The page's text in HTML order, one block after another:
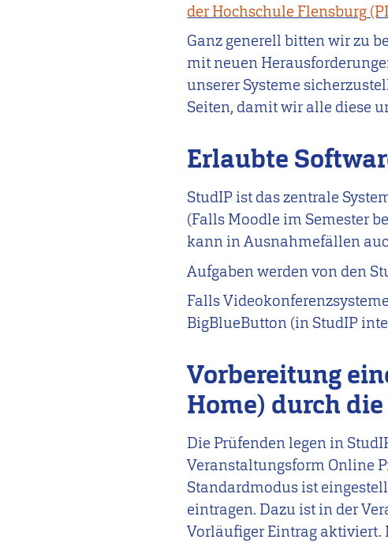
der Hochschule Flensburg
Ganz generell bitten wir zu
mit neuen
unserer Systeme
Seiten, damit wir alle diese
Erlaubte
StudIP ist das zentrale
(Falls Moodle im Semester
kann in Ausnahmefällen
Aufgaben werden von den
Falls
BigBlueButton (in StudIP
Vorbereitung
Home) durch
Die Prüfenden legen in
Veranstaltungsform Online
Standardmodus ist
eintragen. Dazu ist in der
Vorläufiger Eintrag aktiviert.